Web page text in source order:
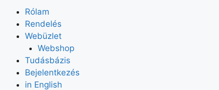
Rólam
Rendelés
Webüzlet
Webshop
Tudásbázis
Bejelentkezés
in English